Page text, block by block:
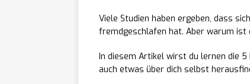
Viele Studien haben ergeben, dass
fremdgeschlafen hat. Aber warum ist
In diesem Artikel wirst du lernen die
auch etwas über dich selbst